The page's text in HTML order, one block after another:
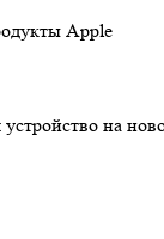
Apple
на